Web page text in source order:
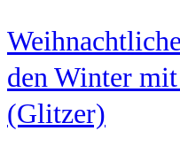
den Winter
(Glitzer)